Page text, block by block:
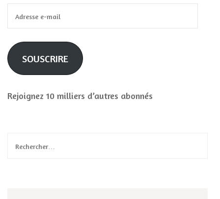
e-
mail
SOUSCRIRE
Rejoignez 10 milliers d’autres abonnés
Rechercher :